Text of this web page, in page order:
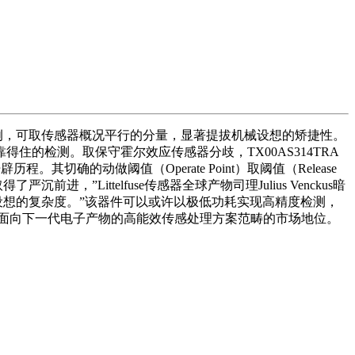
取传感器概况平行的分量，显著提拔机械设想的矫捷性。
住的检测。取保守霍尔效应传感器分歧，TX00AS314TRA
程。其切确的动做阈值（Operate Point）取阈值（Release
严沉前进，”Littelfuse传感器全球产物司理Julius Venckus暗
的复杂度。”该器件可以或许以极低功耗实现高精度检测，
下一代电子产物的高能效传感处理方案范畴的市场地位。